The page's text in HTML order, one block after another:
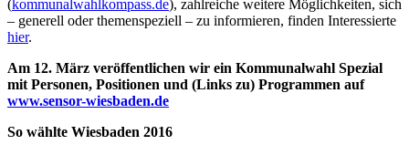
(kommunalwahlkompass.de), zahlreiche weitere Möglichkeiten, sich
– generell oder themenspeziell – zu informieren, finden Interessierte
hier.
Am 12. März veröffentlichen wir ein Kommunalwahl Spezial
mit Personen, Positionen und (Links zu) Programmen auf
www.sensor-wiesbaden.de
So wählte Wiesbaden 2016